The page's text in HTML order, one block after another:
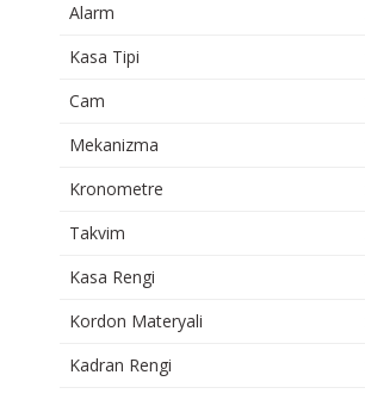
Alarm
Kasa Tipi
Cam
Mekanizma
Kronometre
Takvim
Kasa Rengi
Kordon Materyali
Kadran Rengi